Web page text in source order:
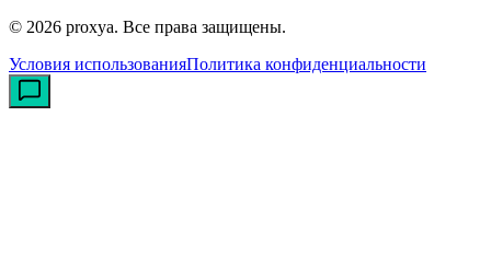
© 2026 proxya. Все права защищены.
Условия использованияПолитика конфиденциальности